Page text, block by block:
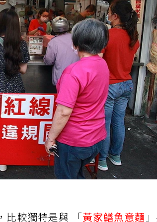
比較獨特是與 「黃家鱔魚意麵 」